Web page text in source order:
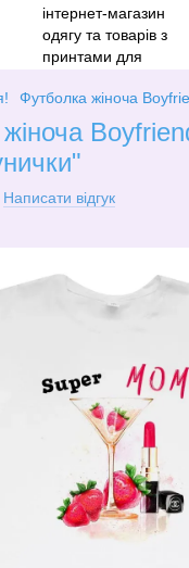
Футболка жіноча
Написати відгук